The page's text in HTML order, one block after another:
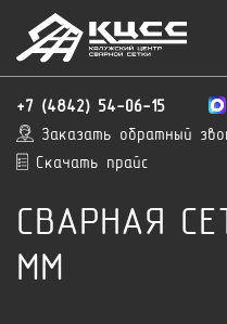
+7 (4842) 54-06-15
Заказать обратный
Скачать прайс
СВАРНАЯ
ММ